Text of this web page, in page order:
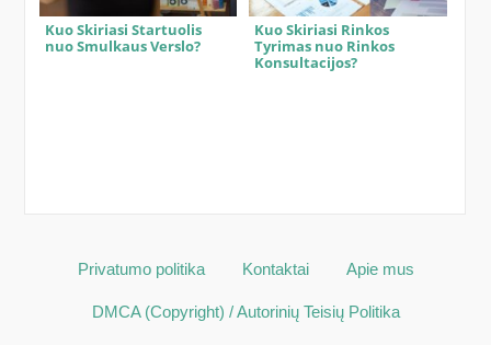
Kuo Skiriasi Startuolis
nuo Smulkaus Verslo?
Kuo Skiriasi Rinkos
Tyrimas nuo Rinkos
Konsultacijos?
Privatumo politika Kontaktai Apie mus
DMCA (Copyright) / Autorinių Teisių Politika